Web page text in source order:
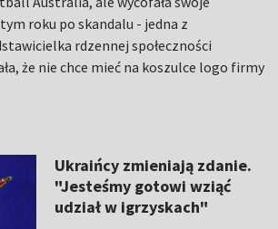
roku po skandalu - jedna z
rdzennej społeczności
że nie chce mieć na koszulce logo firmy
Ukraińcy zmieniają zdanie.
"Jesteśmy gotowi wziąć
udział w igrzyskach"